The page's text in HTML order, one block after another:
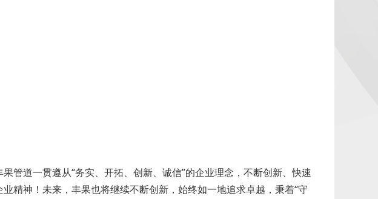
管道一贯遵从“务实、开拓、创新、诚信”的企业理念，不断创新、快速
精神！未来，丰果也将继续不断创新，始终如一地追求卓越，秉着“守